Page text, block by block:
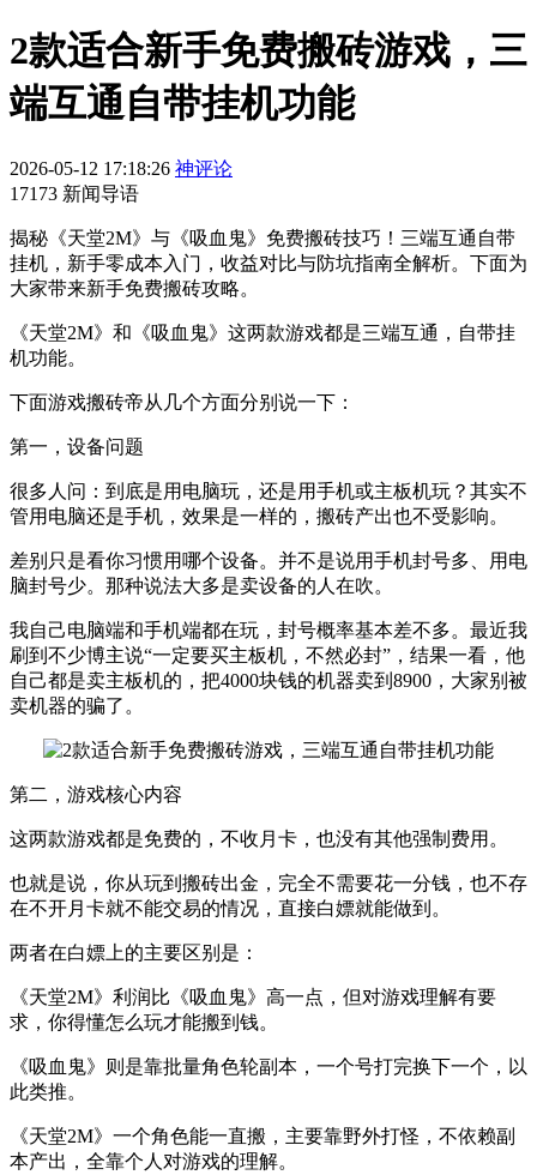
2款适合新手免费搬砖游戏，三
端互通自带挂机功能
2026-05-12 17:18:26 神评论
17173 新闻导语
揭秘《天堂2M》与《吸血鬼》免费搬砖技巧！三端互通自带
挂机，新手零成本入门，收益对比与防坑指南全解析。下面为
大家带来新手免费搬砖攻略。
《天堂2M》和《吸血鬼》这两款游戏都是三端互通，自带挂
机功能。
下面游戏搬砖帝从几个方面分别说一下：
第一，设备问题
很多人问：到底是用电脑玩，还是用手机或主板机玩？其实不
管用电脑还是手机，效果是一样的，搬砖产出也不受影响。
差别只是看你习惯用哪个设备。并不是说用手机封号多、用电
脑封号少。那种说法大多是卖设备的人在吹。
我自己电脑端和手机端都在玩，封号概率基本差不多。最近我
刷到不少博主说“一定要买主板机，不然必封”，结果一看，他
自己都是卖主板机的，把4000块钱的机器卖到8900，大家别被
卖机器的骗了。
第二，游戏核心内容
这两款游戏都是免费的，不收月卡，也没有其他强制费用。
也就是说，你从玩到搬砖出金，完全不需要花一分钱，也不存
在不开月卡就不能交易的情况，直接白嫖就能做到。
两者在白嫖上的主要区别是：
《天堂2M》利润比《吸血鬼》高一点，但对游戏理解有要
求，你得懂怎么玩才能搬到钱。
《吸血鬼》则是靠批量角色轮副本，一个号打完换下一个，以
此类推。
《天堂2M》一个角色能一直搬，主要靠野外打怪，不依赖副
本产出，全靠个人对游戏的理解。